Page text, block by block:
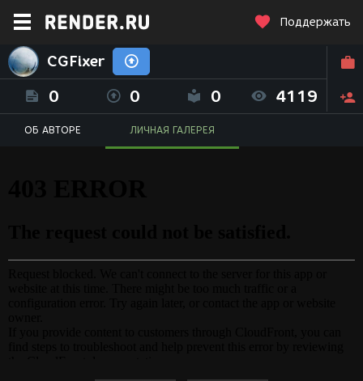
Поддержать
CGFixer
0 0 0 4119
ОБ АВТОРЕ ЛИЧНАЯ ГАЛЕРЕЯ